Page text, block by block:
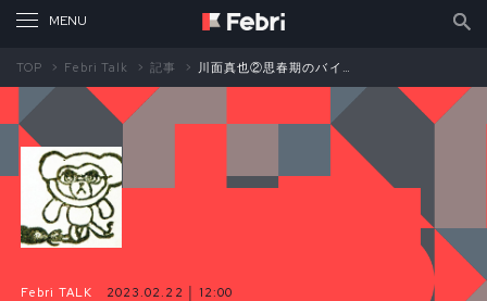
TOP Febri Talk 記事 川面真也②思春期のバイブル『若草物語 ナンとジョー先生』
Febri TALK 2023.02.22 │ 12:00